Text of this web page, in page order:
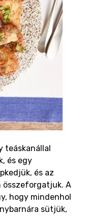
teáskanállal
és egy
és az
összeforgatjuk. A
hogy mindenhol
sütjük,